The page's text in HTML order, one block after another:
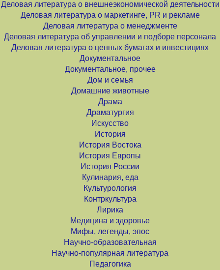
Деловая литература о внешнеэкономической деятельности
Деловая литература о маркетинге, PR и рекламе
Деловая литература о менеджменте
Деловая литература об управлении и подборе персонала
Деловая литература о ценных бумагах и инвестициях
Документальное
Документальное, прочее
Дом и семья
Домашние животные
Драма
Драматургия
Искусство
История
История Востока
История Европы
История России
Кулинария, еда
Культурология
Контркультура
Лирика
Медицина и здоровье
Мифы, легенды, эпос
Научно-образовательная
Научно-популярная литература
Педагогика